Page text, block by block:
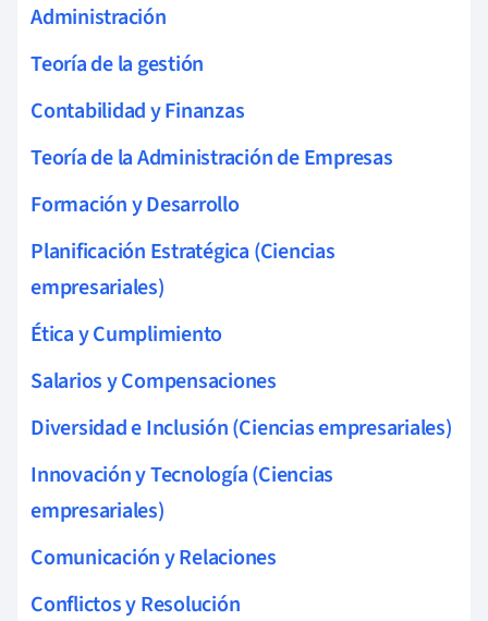
Administración
Teoría de la gestión
Contabilidad y Finanzas
Teoría de la Administración de Empresas
Formación y Desarrollo
Planificación Estratégica (Ciencias
empresariales)
Ética y Cumplimiento
Salarios y Compensaciones
Diversidad e Inclusión (Ciencias empresariales)
Innovación y Tecnología (Ciencias
empresariales)
Comunicación y Relaciones
Conflictos y Resolución